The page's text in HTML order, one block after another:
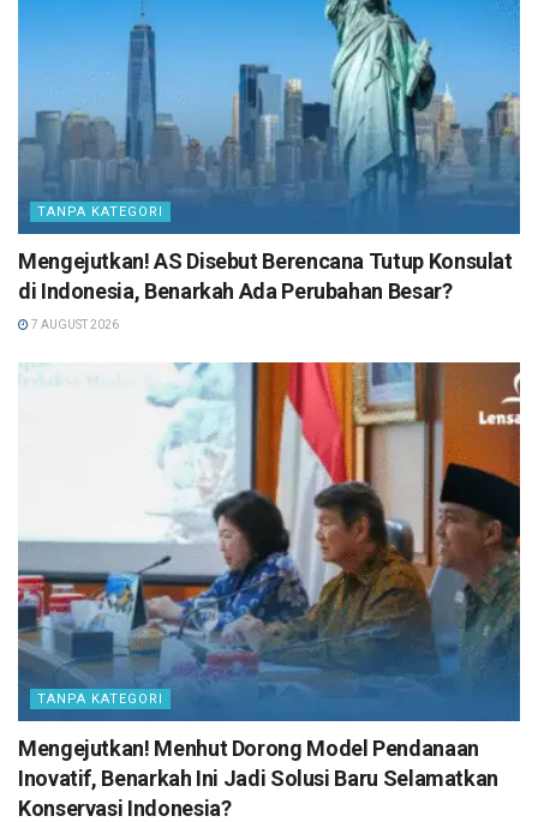
TANPA KATEGORI
Mengejutkan! AS Disebut Berencana Tutup Konsulat
di Indonesia, Benarkah Ada Perubahan Besar?
7 AUGUST 2026
TANPA KATEGORI
Mengejutkan! Menhut Dorong Model Pendanaan
Inovatif, Benarkah Ini Jadi Solusi Baru Selamatkan
Konservasi Indonesia?